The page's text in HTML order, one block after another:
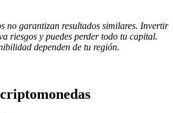
no garantizan resultados similares. Invertir
riesgos y puedes perder todo tu capital.
dependen de tu región.